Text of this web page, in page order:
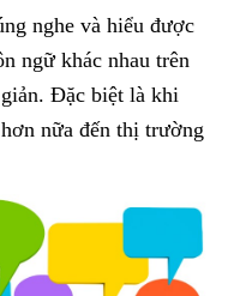
nghe và hiểu được
ngữ khác nhau trên
Đặc biệt là khi
nữa đến thị trường